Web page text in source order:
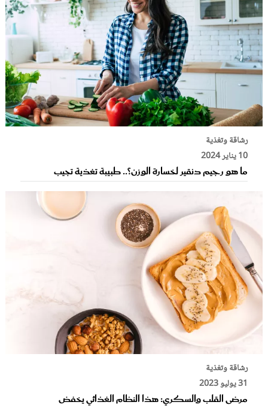
رشاقة وتغذية
10 يناير 2024
ما هو رجيم دنقير لخسارة الوزن؟.. طبيبة تغذية تجيب
رشاقة وتغذية
31 يوليو 2023
مرضى القلب والسكري: هذا النظام الغذائي يخفض